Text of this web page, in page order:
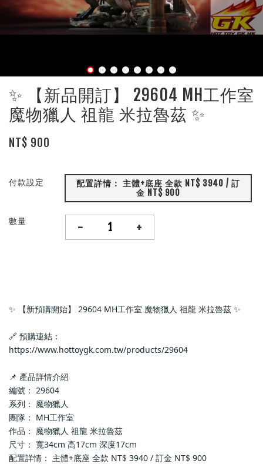
✨ 【新品開訂】 29604 MH工作室
魔物獵人 祖龍 米拉魯茲 ✨
NT$ 900
付款設定
配置詳情： 主體+底座 全款 NT$ 3940 / 訂
金 NT$ 900
數量 - +
✨ 【新預購開始】 29604 MH工作室 魔物獵人 祖龍 米拉魯茲 ✨
🔗 預購連結：
https://www.hottoygk.com.tw/products/29604
📌 產品詳情介紹
編號： 29604
系列： 魔物獵人
團隊： MH工作室
作品： 魔物獵人 祖龍 米拉魯茲
尺寸： 寬34cm 高17cm 深度17cm
配置詳情： 主體+底座 全款 NT$ 3940 / 訂金 NT$ 900